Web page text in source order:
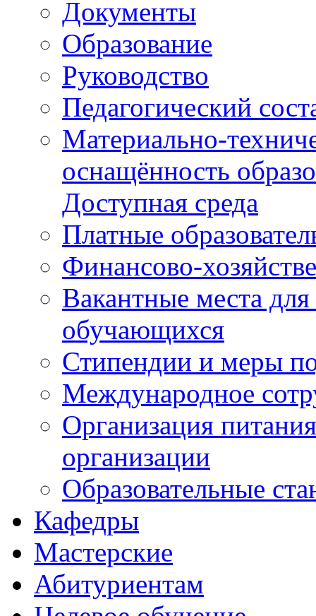
Документы
Образование
Руководство
Педагогический
Материально-
оснащённость
Доступная среда
Платные
Финансово-
Вакантные места
обучающихся
Стипендии и меры
Международное
Организация
организации
Образовательные
Кафедры
Мастерские
Абитуриентам